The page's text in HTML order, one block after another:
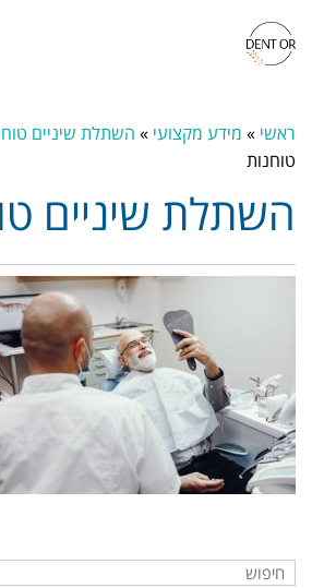
ראשי » מידע מקצועי » השתלת שיניים
טוחנות
השתלת שיניים